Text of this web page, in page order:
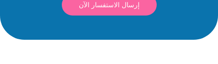
إرسال الاستفسار الآن